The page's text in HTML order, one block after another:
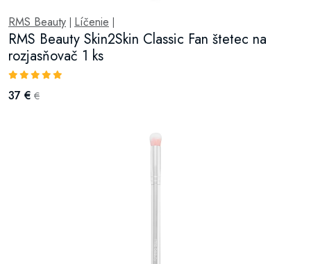
RMS Beauty Líčenie
RMS Beauty Skin2Skin Classic Fan štetec na
rozjasňovač 1 ks
37 € €